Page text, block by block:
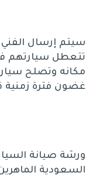
سيتم إرسال الفني
تتعطل سيارتهم
مكانه وتصلح
غضون فترة زمنية
ورشة صيانة
السعودية